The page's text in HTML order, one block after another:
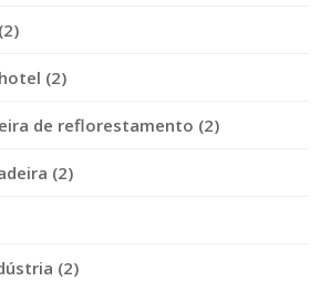
(2)
de reflorestamento (2)
(2)
(2)